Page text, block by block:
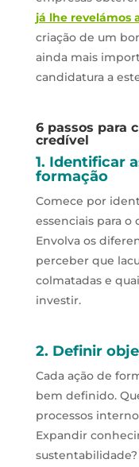
já lhe revelámos
criação de um
ainda mais
candidatura a
6 passos para
credível
1. Identificar
formação
Comece por
essenciais para
Envolva os
perceber que
colmatadas e
investir.
2. Definir
Cada ação de
bem definido.
processos
Expandir